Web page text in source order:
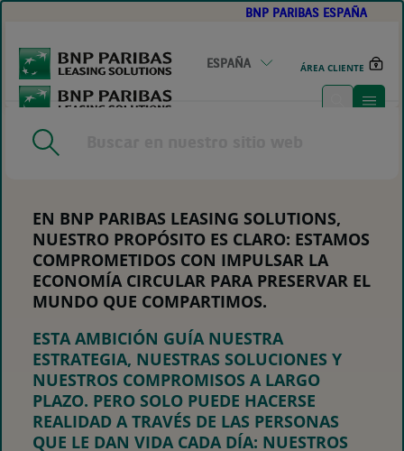
CONTENT
BNP PARIBAS ESPAÑA
ESPAÑA ÁREA CLIENTE
HOME
TRAVÉS DE NUESTROS COLABORADORES
EN BNP PARIBAS LEASING SOLUTIONS,
NUESTRO PROPÓSITO ES CLARO: ESTAMOS
COMPROMETIDOS CON IMPULSAR LA
ECONOMÍA CIRCULAR PARA PRESERVAR EL
MUNDO QUE COMPARTIMOS.
ESTA AMBICIÓN GUÍA NUESTRA
ESTRATEGIA, NUESTRAS SOLUCIONES Y
NUESTROS COMPROMISOS A LARGO
PLAZO. PERO SOLO PUEDE HACERSE
REALIDAD A TRAVÉS DE LAS PERSONAS
QUE LE DAN VIDA CADA DÍA: NUESTROS